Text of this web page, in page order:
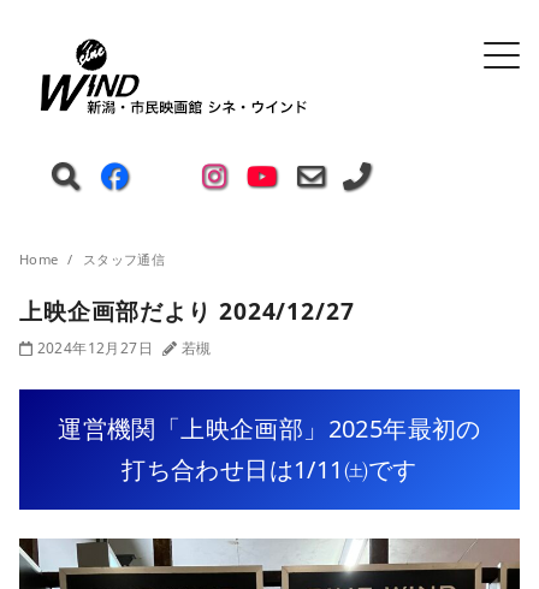
Home スタッフ通信
上映企画部だより 2024/12/27
2024年12月27日 若槻
運営機関「上映企画部」2025年最初の
打ち合わせ日は1/11㈯です